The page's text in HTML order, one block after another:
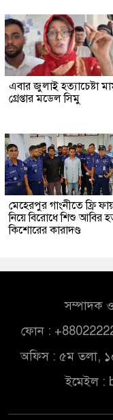
এবার জুলাই হত্যাচেষ্টা
গ্রেপ্তার মডেল সিমু
মেহেরপুর গাংনীতে ফ্রি
নিয়ে বিরোধে শিশু আবির
কিশোরের কারাদণ্ড
সম্পাদক
ফোন :
অফিস : ৫ম তলা,
ইমেইল :